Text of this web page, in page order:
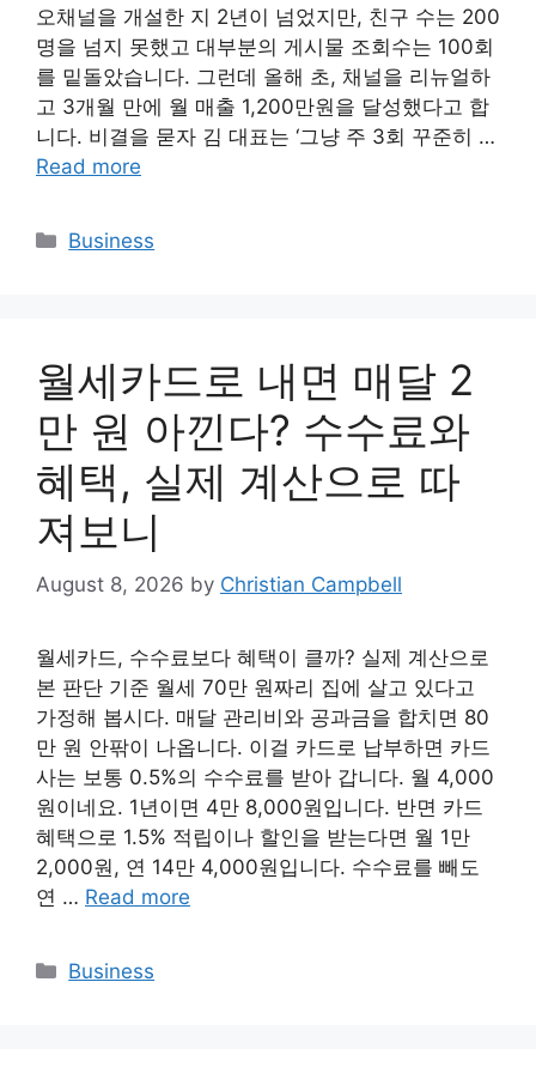
오채널을 개설한 지 2년이 넘었지만, 친구 수는 200
명을 넘지 못했고 대부분의 게시물 조회수는 100회
를 밑돌았습니다. 그런데 올해 초, 채널을 리뉴얼하
고 3개월 만에 월 매출 1,200만원을 달성했다고 합
니다. 비결을 묻자 김 대표는 ‘그냥 주 3회 꾸준히 …
Read more
Categories
Business
월세카드로 내면 매달 2
만 원 아낀다? 수수료와
혜택, 실제 계산으로 따
져보니
August 8, 2026 by Christian Campbell
월세카드, 수수료보다 혜택이 클까? 실제 계산으로
본 판단 기준 월세 70만 원짜리 집에 살고 있다고
가정해 봅시다. 매달 관리비와 공과금을 합치면 80
만 원 안팎이 나옵니다. 이걸 카드로 납부하면 카드
사는 보통 0.5%의 수수료를 받아 갑니다. 월 4,000
원이네요. 1년이면 4만 8,000원입니다. 반면 카드
혜택으로 1.5% 적립이나 할인을 받는다면 월 1만
2,000원, 연 14만 4,000원입니다. 수수료를 빼도
연 … Read more
Categories
Business